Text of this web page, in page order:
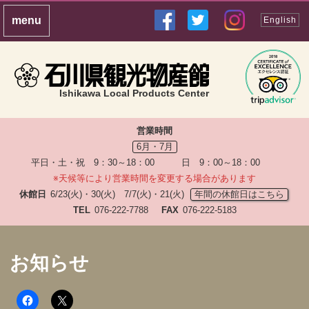
Ishikawa Local Products Center
English
営業時間
6月・7月
平日・土・祝 9：30～18：00 日 9：00～18：00
※天候等により営業時間を変更する場合があります
休館日 6/23(火)・30(火) 7/7(火)・21(火)
年間の休館日はこちら
TEL 076-222-7788 FAX 076-222-5183
お知らせ